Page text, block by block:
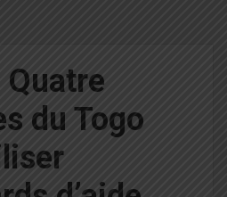
du Togo